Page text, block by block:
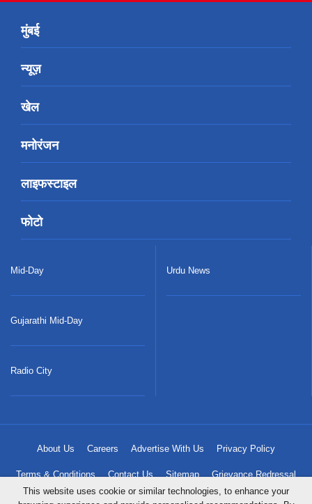
मुंबई
न्यूज़
खेल
मनोरंजन
लाइफस्टाइल
फोटो
Mid-Day
Gujarathi Mid-Day
Radio City
Urdu News
About Us Careers Advertise With Us Privacy Policy
Terms & Conditions Contact Us Sitemap
Grievance Redressal
This website uses cookie or similar technologies, to enhance your